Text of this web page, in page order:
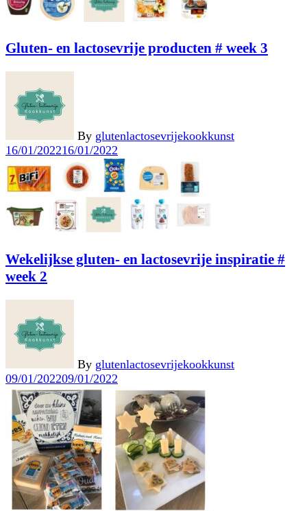
Gluten- en lactosevrije producten # week 3
By glutenlactosevrijekookkunst
16/01/202216/01/2022
Wekelijkse gluten- en lactosevrije inspiratie #
week 2
By glutenlactosevrijekookkunst
09/01/202209/01/2022